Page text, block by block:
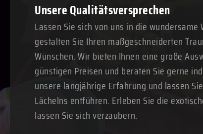
Unsere Qualitätsversprechen
Lassen Sie sich von uns in die
gestalten Sie Ihren maßgeschneiderten
Wünschen. Wir bieten Ihnen eine große
günstigen Preisen und beraten Sie gerne
unsere langjährige Erfahrung und lassen
Lächelns entführen. Erleben Sie die
lassen Sie sich verzaubern.